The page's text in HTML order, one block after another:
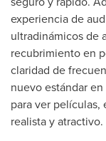
experiencia de
ultradinámicos de
recubrimiento en
claridad de
nuevo estándar
para ver
realista y atractivo.